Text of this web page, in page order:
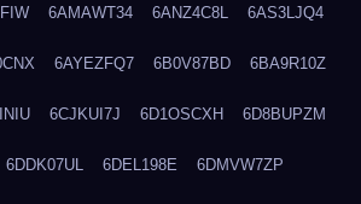
6AMAWT34 6ANZ4C8L 6AS3LJQ4
6AYEZFQ7 6B0V87BD 6BA9R10Z
6CJKUI7J 6D1OSCXH 6D8BUPZM
6DDK07UL 6DEL198E 6DMVW7ZP